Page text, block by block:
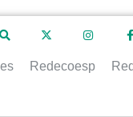
Redecoesp